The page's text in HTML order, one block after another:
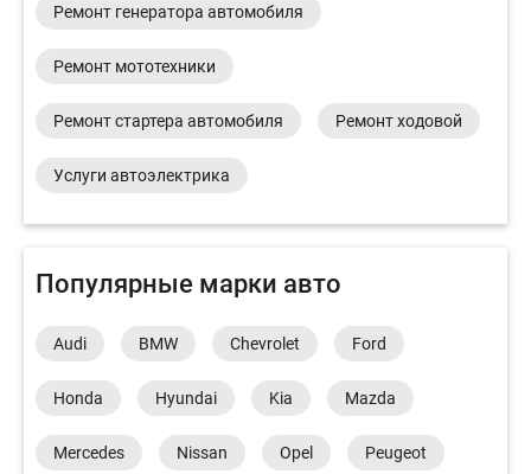
Ремонт генератора автомобиля
Ремонт мототехники
Ремонт стартера автомобиля Ремонт ходовой
Услуги автоэлектрика
Популярные марки авто
Audi BMW Chevrolet Ford
Honda Hyundai Kia Mazda
Mercedes Nissan Opel Peugeot